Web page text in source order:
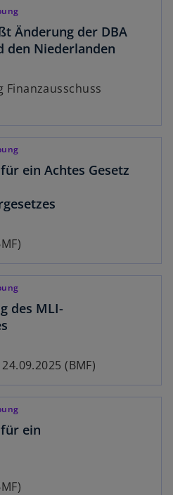
Änderung der DBA
den Niederlanden
Finanzausschuss
ein Achtes Gesetz
des MLI-
(BMF)
ein